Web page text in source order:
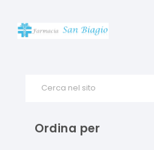
Cerca nel sito
Ordina per